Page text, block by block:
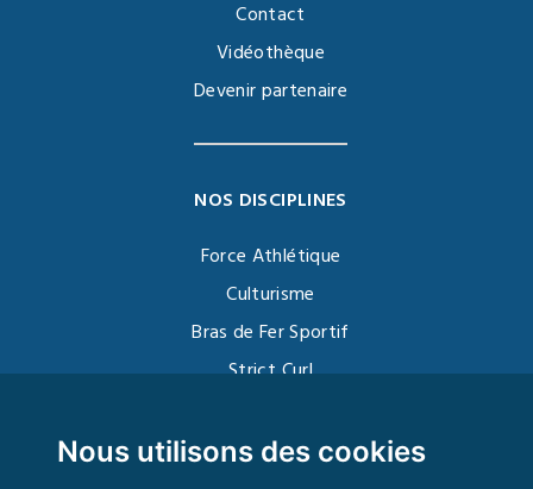
Nous utilisons des cookies
Contact
Vidéothèque
Devenir partenaire
NOS DISCIPLINES
Force Athlétique
Culturisme
Bras de Fer Sportif
Strict Curl
Kettlebell